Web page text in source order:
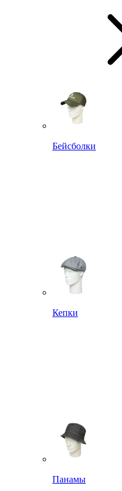
Бейсболки
Кепки
Панамы